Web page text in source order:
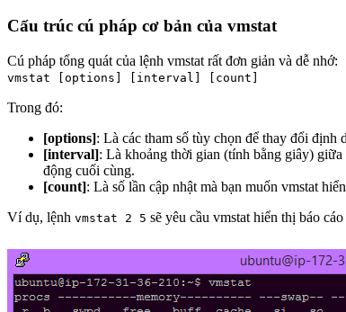
Cấu trúc cú pháp cơ bản của vmstat
Cú pháp tổng quát của lệnh vmstat rất đơn giản và dễ nhớ:
vmstat [options] [interval] [count]
Trong đó:
[options]: Là các tham số tùy chọn để thay đổi định
[interval]: Là khoảng thời gian (tính bằng giây)
động cuối cùng.
[count]: Là số lần cập nhật mà bạn muốn vmstat
Ví dụ, lệnh vmstat 2 5 sẽ yêu cầu vmstat hiển thị báo